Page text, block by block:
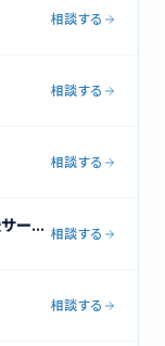
相談する
相談する
相談する
カスタマーコミュニケーション統合支援サービス 相談する
相談する